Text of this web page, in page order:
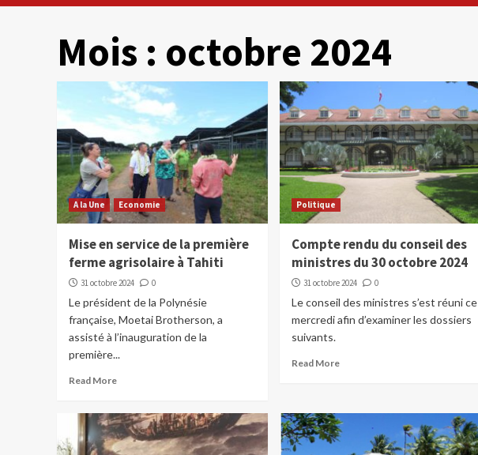
Mois : octobre 2024
A la Une Economie
Mise en service de la première
ferme agrisolaire à Tahiti
31 octobre 2024 0
Le président de la Polynésie
française, Moetai Brotherson, a
assisté à l’inauguration de la
première...
Read More
Politique
Compte rendu du conseil des
ministres du 30 octobre 2024
31 octobre 2024 0
Le conseil des ministres s’est réuni ce
mercredi afin d’examiner les dossiers
suivants.
Read More